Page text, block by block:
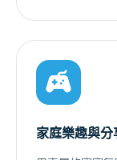
家庭樂趣與分